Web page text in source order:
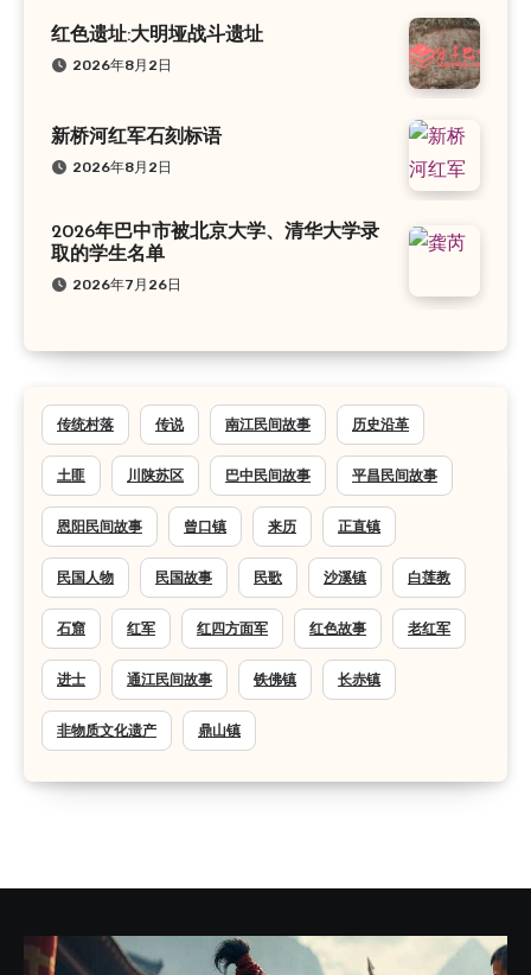
红色遗址:大明垭战斗遗址
2026年8月2日
新桥河红军石刻标语
2026年8月2日
2026年巴中市被北京大学、清华大学录
取的学生名单
2026年7月26日
传统村落 传说 南江民间故事 历史沿革
土匪 川陕苏区 巴中民间故事 平昌民间故事
恩阳民间故事 曾口镇 来历 正直镇
民国人物 民国故事 民歌 沙溪镇 白莲教
石窟 红军 红四方面军 红色故事 老红军
进士 通江民间故事 铁佛镇 长赤镇
非物质文化遗产 鼎山镇